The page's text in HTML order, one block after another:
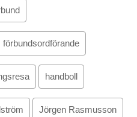
förbundsordförande
handboll
Jörgen Rasmusson